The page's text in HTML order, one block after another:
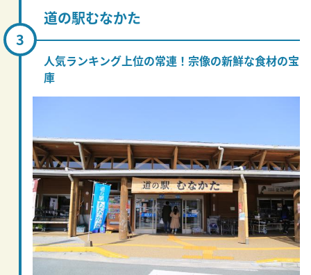
道の駅むなかた
人気ランキング上位の常連！宗像の新鮮な食材の宝
庫